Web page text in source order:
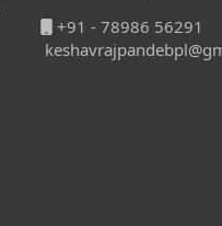
+91 - 78986 56291